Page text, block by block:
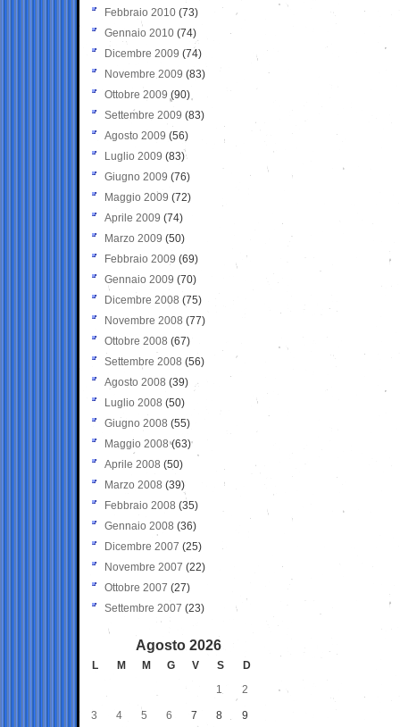
Febbraio 2010 (73)
Gennaio 2010 (74)
Dicembre 2009 (74)
Novembre 2009 (83)
Ottobre 2009 (90)
Settembre 2009 (83)
Agosto 2009 (56)
Luglio 2009 (83)
Giugno 2009 (76)
Maggio 2009 (72)
Aprile 2009 (74)
Marzo 2009 (50)
Febbraio 2009 (69)
Gennaio 2009 (70)
Dicembre 2008 (75)
Novembre 2008 (77)
Ottobre 2008 (67)
Settembre 2008 (56)
Agosto 2008 (39)
Luglio 2008 (50)
Giugno 2008 (55)
Maggio 2008(63)
Aprile 2008 (50)
Marzo 2008 (39)
Febbraio 2008 (35)
Gennaio 2008 (36)
Dicembre 2007 (25)
Novembre 2007 (22)
Ottobre 2007 (27)
Settembre 2007 (23)
Agosto 2026
L M M G V S
D
1
2
3 4 5 6 7 8 9